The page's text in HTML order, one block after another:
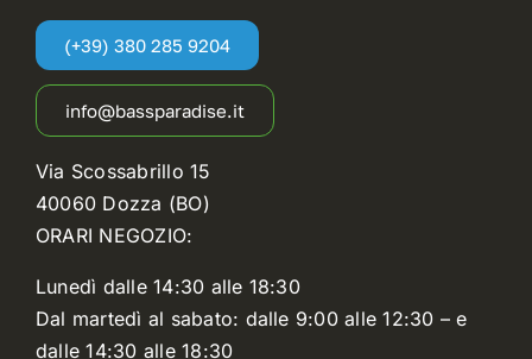
(+39) 380 285 9204
info@bassparadise.it
Via Scossabrillo 15
40060 Dozza (BO)
ORARI NEGOZIO:
Lunedì dalle 14:30 alle 18:30
Dal martedì al sabato: dalle 9:00 alle 12:30 – e
dalle 14:30 alle 18:30